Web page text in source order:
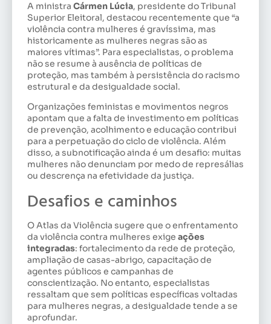
A ministra Cármen Lúcia, presidente do Tribunal
Superior Eleitoral, destacou recentemente que “a
violência contra mulheres é gravíssima, mas
historicamente as mulheres negras são as
maiores vítimas”. Para especialistas, o problema
não se resume à ausência de políticas de
proteção, mas também à persistência do racismo
estrutural e da desigualdade social.
Organizações feministas e movimentos negros
apontam que a falta de investimento em políticas
de prevenção, acolhimento e educação contribui
para a perpetuação do ciclo de violência. Além
disso, a subnotificação ainda é um desafio: muitas
mulheres não denunciam por medo de represálias
ou descrença na efetividade da justiça.
Desafios e caminhos
O Atlas da Violência sugere que o enfrentamento
da violência contra mulheres exige ações
integradas: fortalecimento da rede de proteção,
ampliação de casas-abrigo, capacitação de
agentes públicos e campanhas de
conscientização. No entanto, especialistas
ressaltam que sem políticas específicas voltadas
para mulheres negras, a desigualdade tende a se
aprofundar.